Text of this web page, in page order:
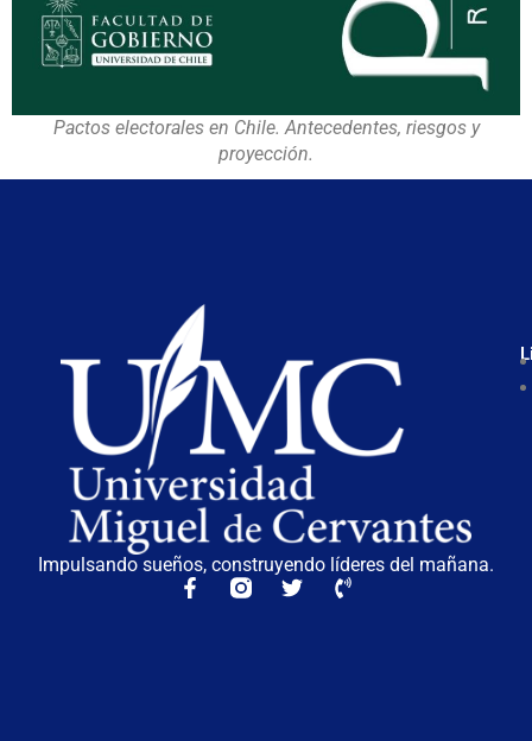
Pactos electorales en Chile. Antecedentes, riesgos y
proyección.
Impulsando sueños, construyendo líderes del mañana.